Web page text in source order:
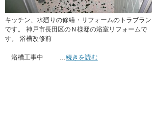
キッチン、水廻りの修繕・リフォームのトラブラン
です。 神戸市長田区のＮ様邸の浴室リフォームで
す。 浴槽改修前
浴槽工事中 ... 続きを読む